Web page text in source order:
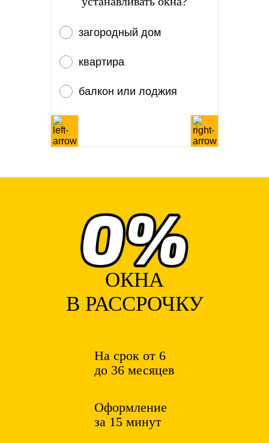
загородный дом
квартира
балкон или лоджия
ОКНА
В РАССРОЧКУ
На срок от 6
до 36 месяцев
Оформление
за 15 минут